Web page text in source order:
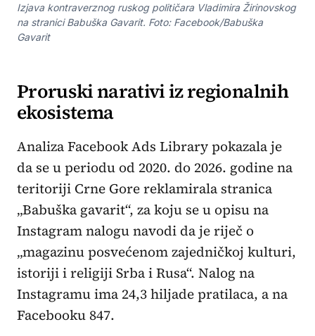
Izjava kontraverznog ruskog političara Vladimira Žirinovskog
na stranici Babuška Gavarit. Foto: Facebook/Babuška
Gavarit
Proruski narativi iz regionalnih
ekosistema
Analiza Facebook Ads Library pokazala je
da se u periodu od 2020. do 2026. godine na
teritoriji Crne Gore reklamirala stranica
„Babuška gavarit“, za koju se u opisu na
Instagram nalogu navodi da je riječ o
„magazinu posvećenom zajedničkoj kulturi,
istoriji i religiji Srba i Rusa“. Nalog na
Instagramu ima 24,3 hiljade pratilaca, a na
Facebooku 847.